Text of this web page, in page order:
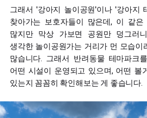
그래서 '강아지 놀이공원'이나 '강아지
찾아가는 보호자들이 많은데, 이 같
많지만 막상 가보면 공원만 덩그러
생각한 놀이공원가는 거리가 먼 모습이
많습니다. 그래서 반려동물 테마파크
어떤 시설이 운영되고 있으며, 어떤 볼
있는지 꼼꼼히 확인해보는 게 좋습니다.